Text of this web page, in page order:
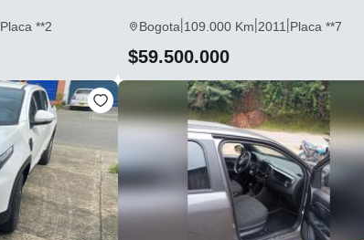
Placa **2 Bogota|109.000 Km|2011|Placa **7
$59.500.000